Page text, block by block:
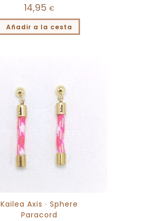
14,95 €
Añadir a la cesta
Kailea Axis · Sphere
Paracord